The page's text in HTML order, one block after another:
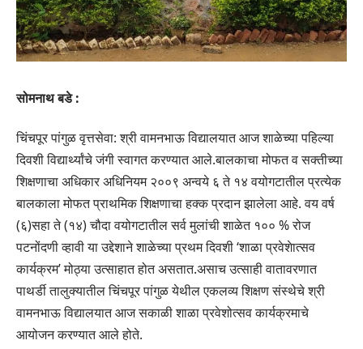
सोमनाथ बडे :
चिंचपूर पांगुळ वृत्तसेवा: श्री वामनभाऊ विद्यालयात आज शाळेच्या पहिल्या
दिवशी विद्यार्थ्यांचे जंगी स्वागत करण्यात आले.बालकाचा मोफत व सक्तीच्या
शिक्षणाचा अधिकार अधिनियम २००९ अन्वये ६ ते १४ वयोगटातील प्रत्येक
बालकाला मोफत प्राथमिक शिक्षणाचा हक्क प्रदान झालेला आहे. वय वर्ष
(६)सहा ते (१४) चौदा वयोगटातील सर्व मुलांची शाळेत १०० % रोज
पटनोंदणी व्हावी या उद्देशाने शाळेच्या प्रथम दिवशी ‘शाळा प्रवेशेात्सव
कार्यक्रम’ मोठ्या उत्साहात होत असतात.असाच उत्साही वातावरणात
पाथर्डी तालुक्यातील चिंचपूर पांगुळ येथील एकलव्य शिक्षण संस्थेचे श्री
वामनभाऊ विद्यालयात आज सकाळी शाळा प्रवेशोत्सव कार्यक्रमाचे
आयोजन करण्यात आले होते.